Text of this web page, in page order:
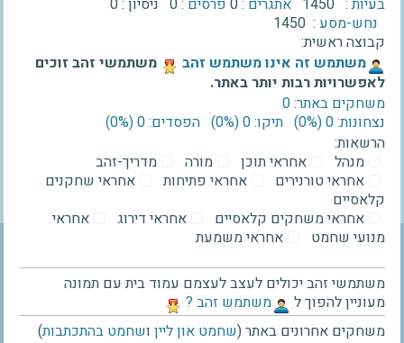
בעיות : 1450 אתגרים :0 פרסים :0 ניסיון :0
נחש-מסע : 1450
קבוצה ראשית:
‫משתמש זה אינו משתמש זהב‬
משתמשי זהב זוכים
לאפשרויות רבות יותר באתר.
משחקים באתר: 0
נצחונות: 0 ‫(0%)‬
תיקו: 0 ‫(0%)‬
הפסדים: 0 ‫(0%)‬
הרשאות:
מנהל
אחראי תוכן מורה
מדריך-זהב
אחראי טורנירים
אחראי פתיחות
אחראי שחקנים
קלאסיים
אחראי משחקים קלאסיים
אחראי דירוג
אחראי
מנועי שחמט
אחראי משמעת
משתמשי זהב יכולים לעצב לעצמם עמוד בית עם תמונה
מעוניין להפוך ל
‫משתמש זהב ?‬
משחקים אחרונים באתר (שחמט און ליין ושחמט בהתכתבות)